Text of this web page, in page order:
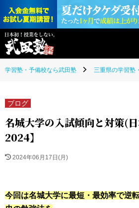
学習塾・予備校なら武田塾 三重県の学習塾
ブログ
名城大学の入試傾向と対策(
2024】
2024年06月17日(月)
今回は名城大学に最短・最効率で逆